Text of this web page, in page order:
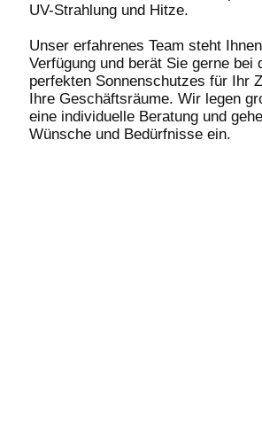
UV-Strahlung und Hitze.
Unser erfahrenes Team steht
Verfügung und berät Sie gerne bei
perfekten Sonnenschutzes für Ihr
Ihre Geschäftsräume. Wir legen
eine individuelle Beratung und
Wünsche und Bedürfnisse ein.